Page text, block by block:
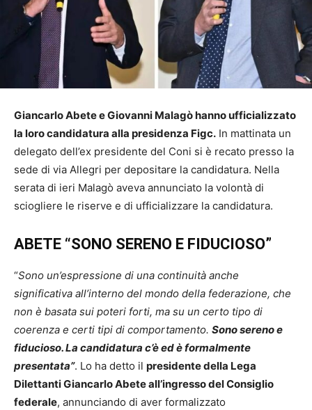
Giancarlo Abete e Giovanni Malagò hanno ufficializzato
la loro candidatura alla presidenza Figc. In mattinata un
delegato dell’ex presidente del Coni si è recato presso la
sede di via Allegri per depositare la candidatura. Nella
serata di ieri Malagò aveva annunciato la volontà di
sciogliere le riserve e di ufficializzare la candidatura.
ABETE “SONO SERENO E FIDUCIOSO”
“Sono un’espressione di una continuità anche
significativa all’interno del mondo della federazione, che
non è basata sui poteri forti, ma su un certo tipo di
coerenza e certi tipi di comportamento. Sono sereno e
fiducioso. La candidatura c’è ed è formalmente
presentata”. Lo ha detto il presidente della Lega
Dilettanti Giancarlo Abete all’ingresso del Consiglio
federale, annunciando di aver formalizzato